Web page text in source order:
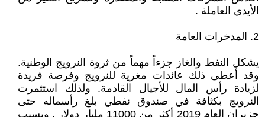
الأيدي العاملة .
2. المدخرات العامة
يشكل النفط والغاز جزءاً مهماً من ثروة النرويج الوطنية.
وقد أعطى ذلك عائدات مغرية للنرويج وفرصة فريدة
لزيادة رأس المال للأجيال القادمة. ولذلك استثمرت
النرويج بكثافة في صندوق نفطي بلغ رأسماله حتى
حزيران العام 2019 أكثر من 11000 مليار دولار . وبسبب